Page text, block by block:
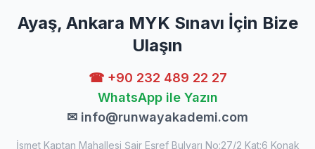
Ayaş, Ankara MYK Sınavı İçin Bize
Ulaşın
☎ +90 232 489 22 27
WhatsApp ile Yazın
✉ info@runwayakademi.com
İsmet Kaptan Mahallesi Şair Eşref Bulvarı No:27/2 Kat:6 Konak